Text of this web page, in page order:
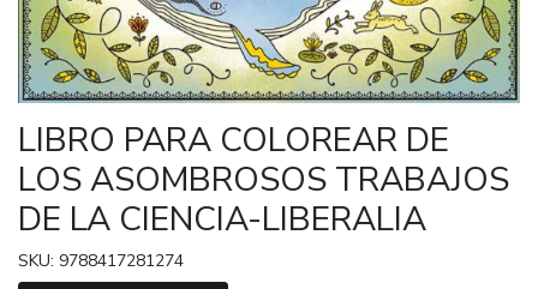
LIBRO PARA COLOREAR DE
LOS ASOMBROSOS TRABAJOS
DE LA CIENCIA-LIBERALIA
SKU: 9788417281274